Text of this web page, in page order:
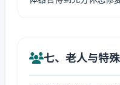
七、老人与特